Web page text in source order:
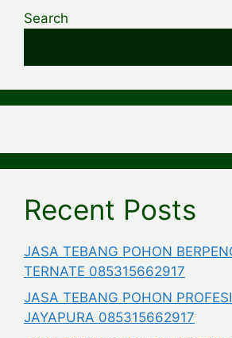
Search
Recent Posts
JASA TEBANG POHON
TERNATE 085315662917
JASA TEBANG POHON
JAYAPURA 085315662917